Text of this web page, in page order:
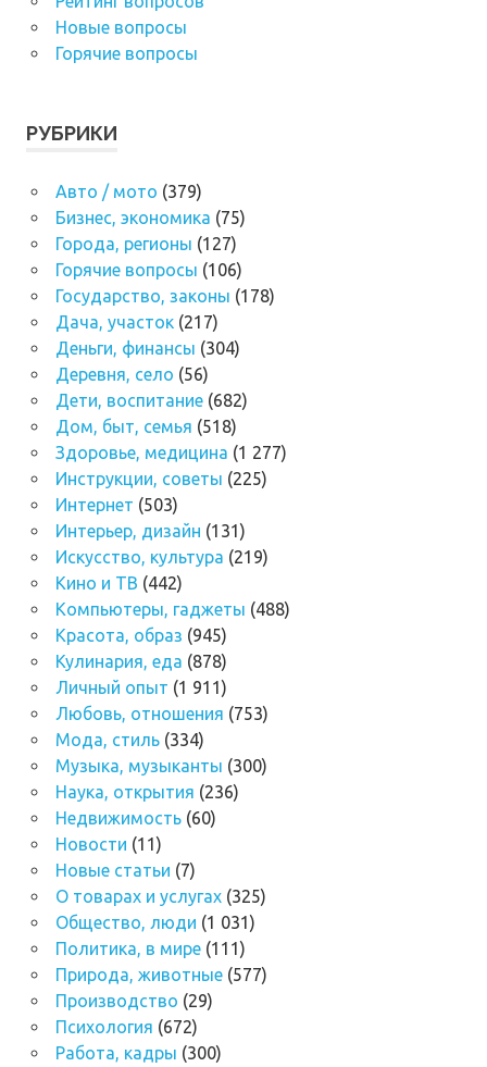
Новые вопросы
Горячие вопросы
РУБРИКИ
Авто / мото (379)
Бизнес, экономика (75)
Города, регионы (127)
Горячие вопросы (106)
Государство, законы (178)
Дача, участок(217)
Деньги, финансы (304)
Деревня, село (56)
Дети, воспитание(682)
Дом, быт, семья (518)
Здоровье, медицина (1 277)
Инструкции, советы (225)
Интернет (503)
Интерьер, дизайн (131)
Искусство, культура (219)
Кино и ТВ (442)
Компьютеры, гаджеты (488)
Красота, образ (945)
Кулинария, еда (878)
Личный опыт (1 911)
Любовь, отношения (753)
Мода, стиль(334)
Музыка, музыканты (300)
Наука, открытия (236)
Недвижимость(60)
Новости (11)
Новые статьи (7)
О товарах и услугах(325)
Общество, люди (1 031)
Политика, в мире(111)
Природа, животные(577)
Производство (29)
Психология (672)
Работа, кадры (300)